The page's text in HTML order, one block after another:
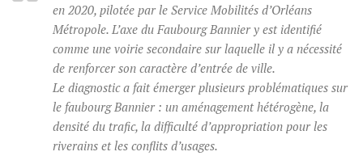
en 2020, pilotée par le Service Mobilités d’Orléans
Métropole. L’axe du Faubourg Bannier y est identifié
comme une voirie secondaire sur laquelle il y a nécessité
de renforcer son caractère d’entrée de ville.
Le diagnostic a fait émerger plusieurs problématiques sur
le faubourg Bannier : un aménagement hétérogène, la
densité du trafic, la difficulté d’appropriation pour les
riverains et les conflits d’usages.